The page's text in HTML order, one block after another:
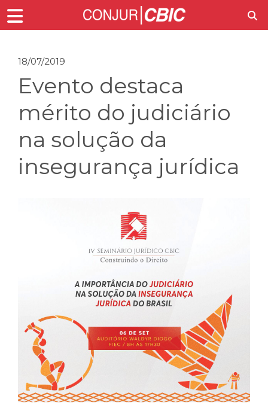
18/07/2019
Evento destaca
mérito do judiciário
na solução da
insegurança jurídica